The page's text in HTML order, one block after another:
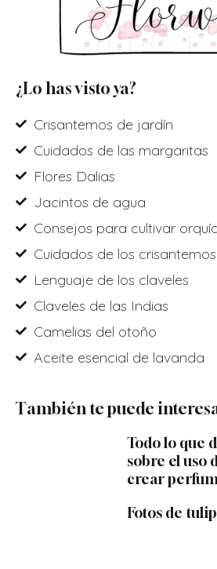
¿Lo has visto ya?
Crisantemos de jardín
Cuidados de las margaritas
Flores Dalias
Jacintos de agua
Consejos para cultivar
Cuidados de los crisantemos
Lenguaje de los claveles
Claveles de las Indias
Camelias del otoño
Aceite esencial de lavanda
También te puede
Todo lo que
sobre el uso
crear
Fotos de